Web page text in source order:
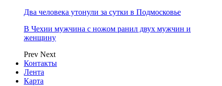
Два человека утонули за сутки в Подмосковье
В Чехии мужчина с ножом ранил двух мужчин и
женщину
Prev Next
Контакты
Лента
Карта